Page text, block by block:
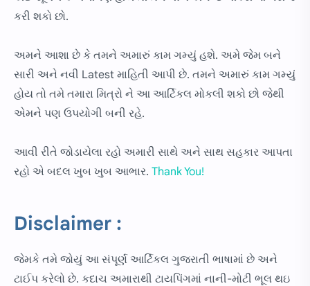
કરી શકો છો.
અમને આશા છે કે તમને અમારું કામ ગમ્યું હશે. અમે જેમ બને
સારી અને નવી Latest માહિતી આપી છે. તમને અમારું કામ ગમ્યું
હોય તો તમે તમારા મિત્રો ને આ આર્ટિકલ મોકલી શકો છો જેથી
એમને પણ ઉપયોગી બની રહે.
આવી રીતે જોડાયેલા રહો અમારી સાથે અને સાથ સહકાર આપતા
રહો એ બદલ ખુબ ખુબ આભાર. Thank You!
Disclaimer :
જેમકે તમે જોયું આ સંપૂર્ણ આર્ટિકલ ગુજરાતી ભાષામાં છે અને
ટાઈપ કરેલો છે. કદાચ અમારાથી ટાયપિંગમાં નાની-મોટી ભૂલ થઇ